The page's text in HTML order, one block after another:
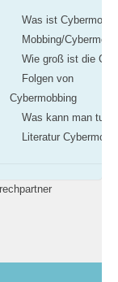
Was ist
Mobbing/
Wie groß ist die
Folgen von
Cybermobbing
Was kann man tun?
Literatur